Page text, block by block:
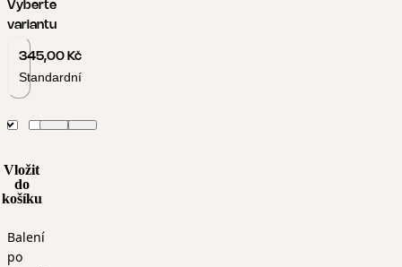
Vyberte
variantu
345,00 Kč
Standardní
Vložit
do
košíku
Balení
po